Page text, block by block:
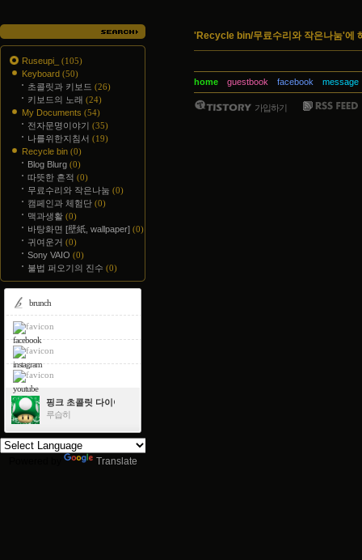
'Recycle bin/무료수리와 작은나눔'에
home guestbook facebook message
가입하기
Ruseupi_ (105)
Keyboard (50)
초콜릿과 키보드 (26)
키보드의 노래 (24)
My Documents (54)
전자문명이야기 (35)
나를위한지침서 (19)
Recycle bin (0)
Blog Blurg (0)
따뜻한 흔적 (0)
무료수리와 작은나눔 (0)
캠페인과 체험단 (0)
맥과생활 (0)
바탕화면 [壁紙, wallpaper] (0)
귀여운거 (0)
Sony VAIO (0)
불법 퍼오기의 진수 (0)
brunch
facebook
instagram
youtube
핑크 초콜릿 다이아몬드
루습히
Translate